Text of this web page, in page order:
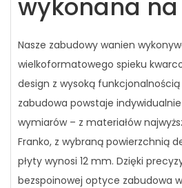
wykonana
Nasze zabudowy wanien
wielkoformatowego spieku
design z wysoką funkcjonalnością
zabudowa powstaje
wymiarów – z materiałów
Franko, z wybraną powierzchnią
płyty wynosi 12 mm. Dzięki
bezspoinowej optyce zabudowa